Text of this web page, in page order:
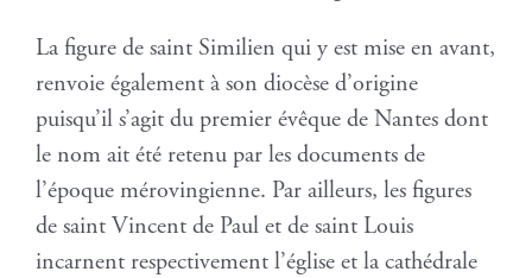
La figure de saint Similien qui y est mise en avant,
renvoie également à son diocèse d’origine
puisqu’il s’agit du premier évêque de Nantes dont
le nom ait été retenu par les documents de
l’époque mérovingienne. Par ailleurs, les figures
de saint Vincent de Paul et de saint Louis
incarnent respectivement l’église et la cathédrale